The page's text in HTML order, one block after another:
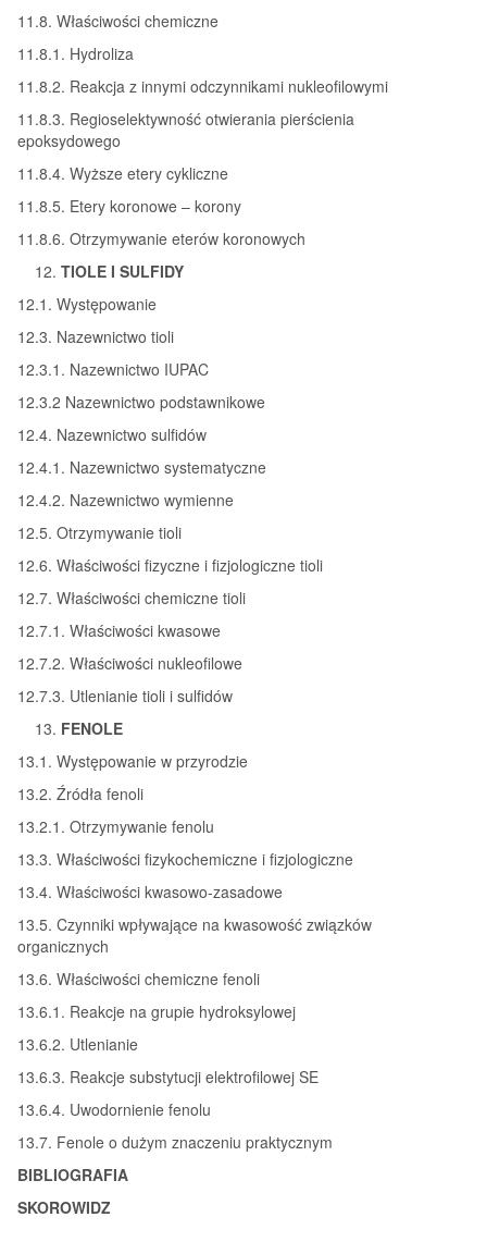
11.8. Właściwości chemiczne
11.8.1. Hydroliza
11.8.2. Reakcja z innymi odczynnikami nukleofilowymi
11.8.3. Regioselektywność otwierania pierścienia
epoksydowego
11.8.4. Wyższe etery cykliczne
11.8.5. Etery koronowe – korony
11.8.6. Otrzymywanie eterów koronowych
TIOLE I SULFIDY
12.1. Występowanie
12.3. Nazewnictwo tioli
12.3.1. Nazewnictwo IUPAC
12.3.2 Nazewnictwo podstawnikowe
12.4. Nazewnictwo sulfidów
12.4.1. Nazewnictwo systematyczne
12.4.2. Nazewnictwo wymienne
12.5. Otrzymywanie tioli
12.6. Właściwości fizyczne i fizjologiczne tioli
12.7. Właściwości chemiczne tioli
12.7.1. Właściwości kwasowe
12.7.2. Właściwości nukleofilowe
12.7.3. Utlenianie tioli i sulfidów
FENOLE
13.1. Występowanie w przyrodzie
13.2. Źródła fenoli
13.2.1. Otrzymywanie fenolu
13.3. Właściwości fizykochemiczne i fizjologiczne
13.4. Właściwości kwasowo-zasadowe
13.5. Czynniki wpływające na kwasowość związków
organicznych
13.6. Właściwości chemiczne fenoli
13.6.1. Reakcje na grupie hydroksylowej
13.6.2. Utlenianie
13.6.3. Reakcje substytucji elektrofilowej SE
13.6.4. Uwodornienie fenolu
13.7. Fenole o dużym znaczeniu praktycznym
BIBLIOGRAFIA
SKOROWIDZ